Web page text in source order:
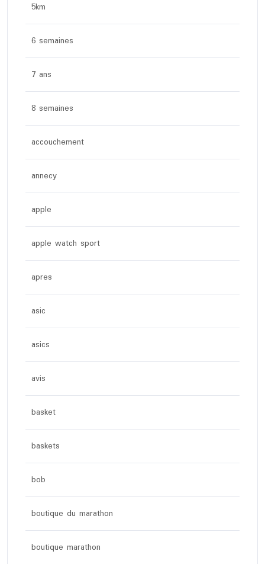
5km
6 semaines
7 ans
8 semaines
accouchement
annecy
apple
apple watch sport
apres
asic
asics
avis
basket
baskets
bob
boutique du marathon
boutique marathon